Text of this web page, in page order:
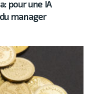
pour une IA
manager